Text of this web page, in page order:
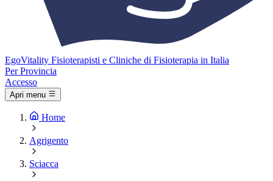
EgoVitality Fisioterapisti e Cliniche di Fisioterapia in Italia
Per Provincia
Accesso
Apri menu
Home
Agrigento
Sciacca